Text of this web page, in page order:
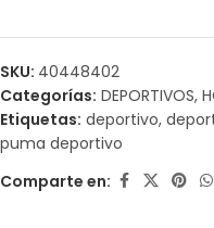
SKU: 40448402
Categorías: DEPORTIVOS,
Etiquetas: deportivo,
puma deportivo
Comparte en: